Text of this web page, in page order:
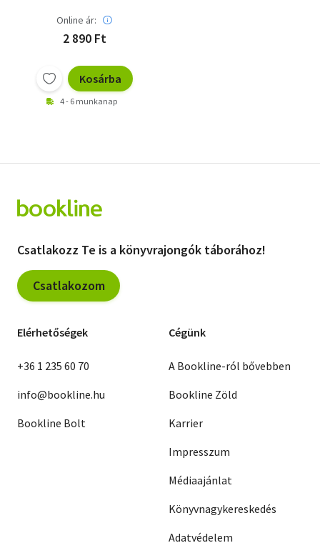
Online ár:
2 890 Ft
Kosárba
4 - 6 munkanap
Csatlakozz Te is a könyvrajongók táborához!
Csatlakozom
Elérhetőségek
+36 1 235 60 70
info@bookline.hu
Bookline Bolt
Cégünk
A Bookline-ról bővebben
Bookline Zöld
Karrier
Impresszum
Médiaajánlat
Könyvnagykereskedés
Adatvédelem